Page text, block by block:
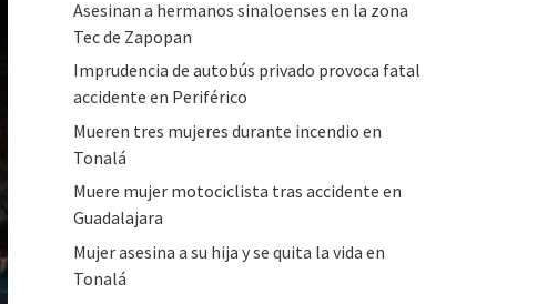
Asesinan a hermanos sinaloenses en la zona
Tec de Zapopan
Imprudencia de autobús privado provoca fatal
accidente en Periférico
Mueren tres mujeres durante incendio en
Tonalá
Muere mujer motociclista tras accidente en
Guadalajara
Mujer asesina a su hija y se quita la vida en
Tonalá